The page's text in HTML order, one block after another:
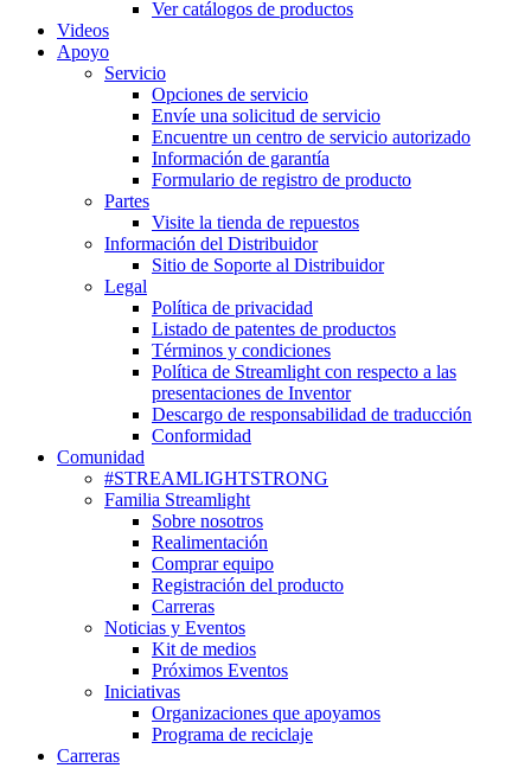
Ver catálogos de productos
Videos
Apoyo
Servicio
Opciones de servicio
Envíe una solicitud de servicio
Encuentre un centro de servicio autorizado
Información de garantía
Formulario de registro de producto
Partes
Visite la tienda de repuestos
Información del Distribuidor
Sitio de Soporte al Distribuidor
Legal
Política de privacidad
Listado de patentes de productos
Términos y condiciones
Política de Streamlight con respecto a las
presentaciones de Inventor
Descargo de responsabilidad de traducción
Conformidad
Comunidad
#STREAMLIGHTSTRONG
Familia Streamlight
Sobre nosotros
Realimentación
Comprar equipo
Registración del producto
Carreras
Noticias y Eventos
Kit de medios
Próximos Eventos
Iniciativas
Organizaciones que apoyamos
Programa de reciclaje
Carreras